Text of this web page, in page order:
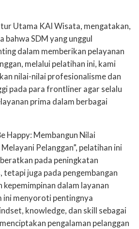
Utama KAI Wisata, mengatakan,
bahwa SDM yang unggul
dalam memberikan pelayanan
melalui pelatihan ini, kami
nilai-nilai profesionalisme dan
pada para frontliner agar selalu
prima dalam berbagai
Happy: Membangun Nilai
Pelanggan”, pelatihan ini
pada peningkatan
juga pada pengembangan
dalam layanan
ini menyoroti pentingnya
knowledge, dan skill sebagai
pengalaman pelanggan